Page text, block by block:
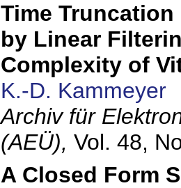
Time
by Linear
Complexity of
K.-D. Kammeyer
Archiv für
(AEÜ), Vol. 48,
A Closed Form